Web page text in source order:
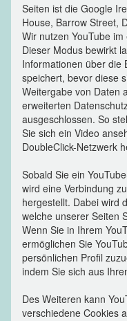
Seiten ist die Google
House, Barrow Street,
Wir nutzen YouTube
Dieser Modus bewirkt
Informationen über die
speichert, bevor diese
Weitergabe von Daten
erweiterten
ausgeschlossen. So
Sie sich ein Video
DoubleClick-Netzwerk
Sobald Sie ein
wird eine Verbindung
hergestellt. Dabei wird
welche unserer Seiten
Wenn Sie in Ihrem
ermöglichen Sie
persönlichen Profil
indem Sie sich aus
Des Weiteren kann
verschiedene Cookies